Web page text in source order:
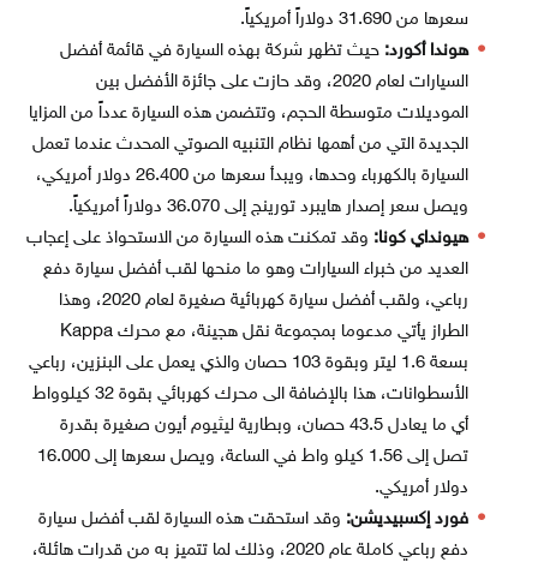
سعرها من 31.690 دولاراً أمريكياً.
هوندا أكورد: حيث تظهر شركة بهذه السيارة في قائمة أفضل
السيارات لعام 2020، وقد حازت على جائزة الأفضل بين
الموديلات متوسطة الحجم، وتتضمن هذه السيارة عدداً من المزايا
الجديدة التي من أهمها نظام التنبيه الصوتي المحدث عندما تعمل
السيارة بالكهرباء وحدها، ويبدأ سعرها من 26.400 دولار أمريكي،
ويصل سعر إصدار هايبرد تورينج إلى 36.070 دولاراً أمريكياً.
هيونداي كونا: وقد تمكنت هذه السيارة من الاستحواذ على إعجاب
العديد من خبراء السيارات وهو ما منحها لقب أفضل سيارة دفع
رباعي، ولقب أفضل سيارة كهربائية صغيرة لعام 2020، وهذا
الطراز يأتي مدعوما بمجموعة نقل هجينة، مع محرك Kappa
بسعة 1.6 ليتر وبقوة 103 حصان والذي يعمل على البنزين، رباعي
الأسطوانات، هذا بالإضافة الى محرك كهربائي بقوة 32 كيلوواط
أي ما يعادل 43.5 حصان، وبطارية ليثيوم أيون صغيرة بقدرة
تصل إلى 1.56 كيلو واط في الساعة، ويصل سعرها إلى 16.000
دولار أمريكي.
فورد إكسبيديشن: وقد استحقت هذه السيارة لقب أفضل سيارة
دفع رباعي كاملة عام 2020، وذلك لما تتميز به من قدرات هائلة،